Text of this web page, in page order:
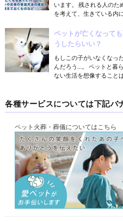
います。 残される人のた
を考えて、生きている内
ペットが亡くなって
うしたらいい？
もしこの子がいなくなっ
んだろう…。 ペットと暮
ない生活を想像すること
各種サービスについては下記バ
ペット火葬・葬儀についてはこちら